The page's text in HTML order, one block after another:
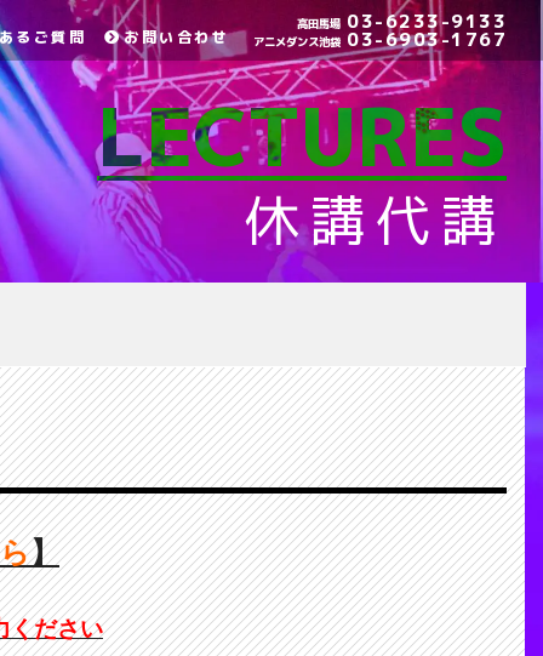
るご質問 お問い合わせ
高田馬場 03-6233-9133
アニメダンス池袋 03-6903-1767
LECTURES
休講代講
】
ください